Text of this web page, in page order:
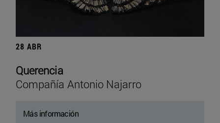
28 ABR
Querencia
Compañía Antonio Najarro
Más información